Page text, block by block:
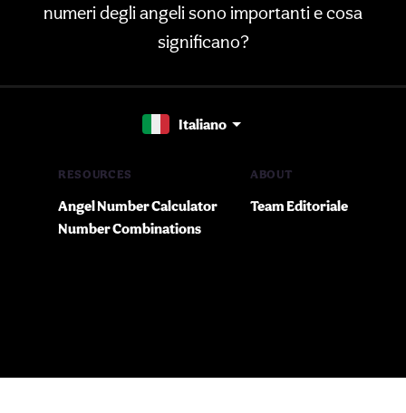
numeri degli angeli sono importanti e cosa
significano?
Italiano
RESOURCES
Angel Number Calculator
Number Combinations
ABOUT
Team Editoriale